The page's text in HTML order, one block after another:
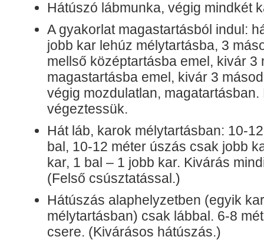
Hátúszó lábmunka, végig mindkét
A gyakorlat magastartásból indul:
jobb kar lehúz mélytartásba, 3
mellső középtartásba emel, kivár 3
magastartásba emel, kivár 3
végig mozdulatlan,
végeztessük.
Hát láb, karok mélytartásban: 10-
bal, 10-12 méter úszás csak jobb
kar, 1 bal – 1 jobb kar. Kivárás
(Felső csúsztatással.)
Hátúszás alaphelyzetben (egyik
mélytartásban) csak lábbal. 6-8
csere. (Kivárásos hátúszás.)